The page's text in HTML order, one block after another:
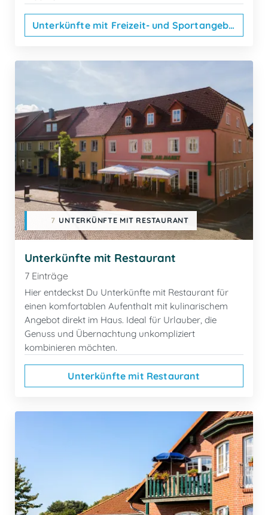
Unterkünfte mit Freizeit- und Sportangebot
7 UNTERKÜNFTE MIT RESTAURANT
Unterkünfte mit Restaurant
7 Einträge
Hier entdeckst Du Unterkünfte mit Restaurant für
einen komfortablen Aufenthalt mit kulinarischem
Angebot direkt im Haus. Ideal für Urlauber, die
Genuss und Übernachtung unkompliziert
kombinieren möchten.
Unterkünfte mit Restaurant